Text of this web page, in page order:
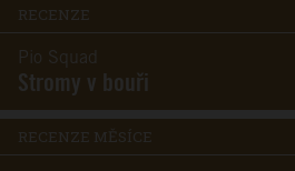
RECENZE
Pio Squad
Stromy v bouři
RECENZE MĚSÍCE